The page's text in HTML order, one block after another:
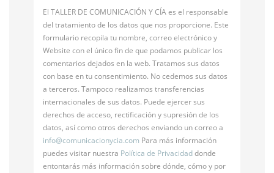
El TALLER DE COMUNICACIÓN Y CÍA es el responsable
del tratamiento de los datos que nos proporcione. Este
formulario recopila tu nombre, correo electrónico y
Website con el único fin de que podamos publicar los
comentarios dejados en la web. Tratamos sus datos
con base en tu consentimiento. No cedemos sus datos
a terceros. Tampoco realizamos transferencias
internacionales de sus datos. Puede ejercer sus
derechos de acceso, rectificación y supresión de los
datos, así como otros derechos enviando un correo a
info@comunicacionycia.com Para más información
puedes visitar nuestra Política de Privacidaddonde
entontarás más información sobre dónde, cómo y por